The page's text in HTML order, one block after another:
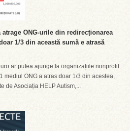
ONG-urile din redirecționarea
1/3 din această sumă e atrasă
ar putea ajunge la organizațiile nonprofit
mediul ONG a atras doar 1/3 din acestea,
de Asociația HELP Autism,...